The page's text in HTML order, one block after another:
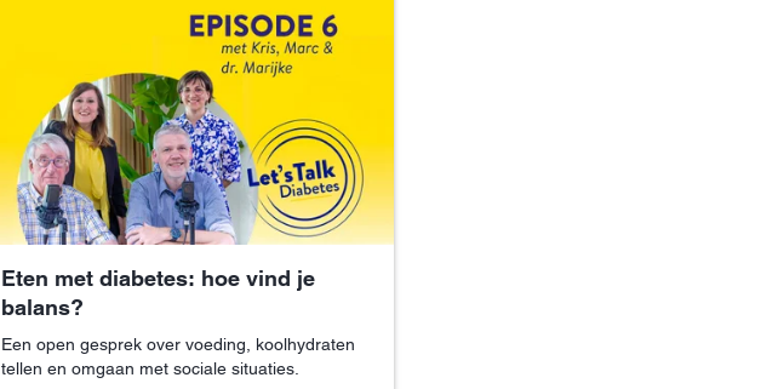
Eten met diabetes: hoe vind je
balans?
Een open gesprek over voeding, koolhydraten
tellen en omgaan met sociale situaties.